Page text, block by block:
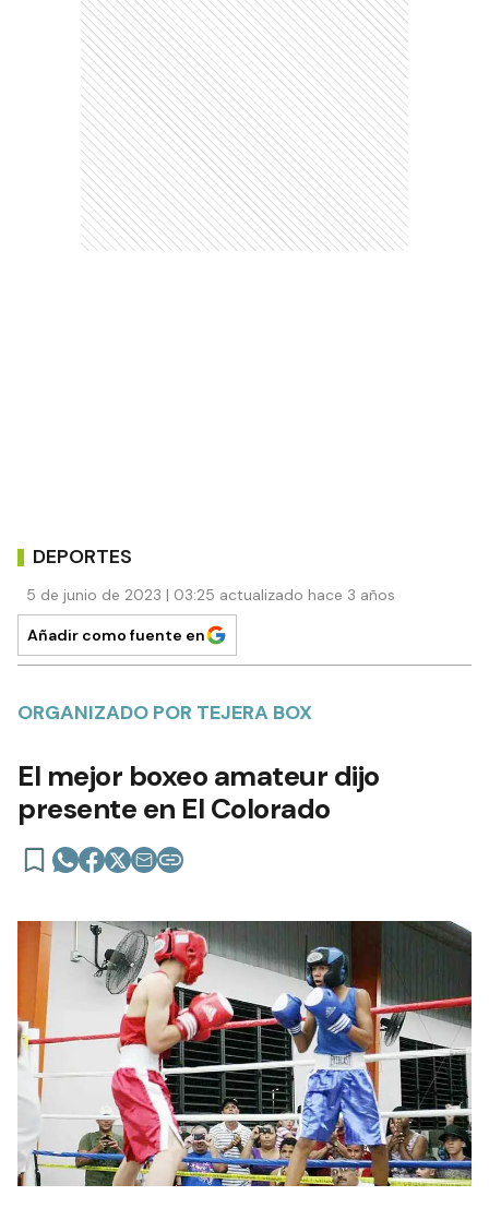
DEPORTES
5 de junio de 2023 | 03:25 actualizado hace 3 años
Añadir como fuente en
ORGANIZADO POR TEJERA BOX
El mejor boxeo amateur dijo
presente en El Colorado